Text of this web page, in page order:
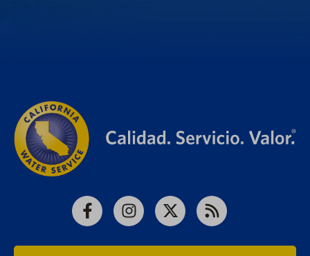
FacebookInstagram
X RSS